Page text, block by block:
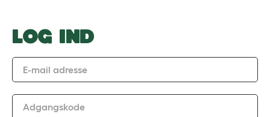
LOG IND
E-mail adresse
Adgangskode